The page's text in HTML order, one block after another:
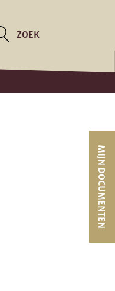
ZOEK
MIJN DOCUMENTEN